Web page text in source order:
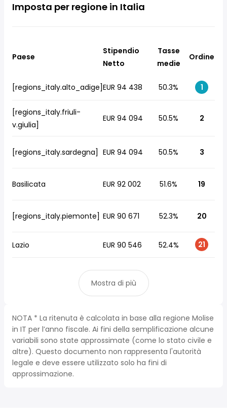
Imposta per regione in Italia
Paese
Stipendio
Netto
Tasse
medie
Ordine
[regions_italy.alto_adige]EUR 94 438 50.3% 1
[regions_italy.friuli-
v.giulia]
EUR 94 094 50.5% 2
[regions_italy.sardegna] EUR 94 094 50.5% 3
Basilicata EUR 92 002 51.6% 19
[regions_italy.piemonte] EUR 90 671 52.3% 20
Lazio EUR 90 546 52.4% 21
Mostra di più
NOTA * La ritenuta è calcolata in base alla regione Molise
in IT per l’anno fiscale. Ai fini della semplificazione alcune
variabili sono state approssimate (come lo stato civile e
altre). Questo documento non rappresenta l'autorità
legale e deve essere utilizzato solo ha fini di
approssimazione.